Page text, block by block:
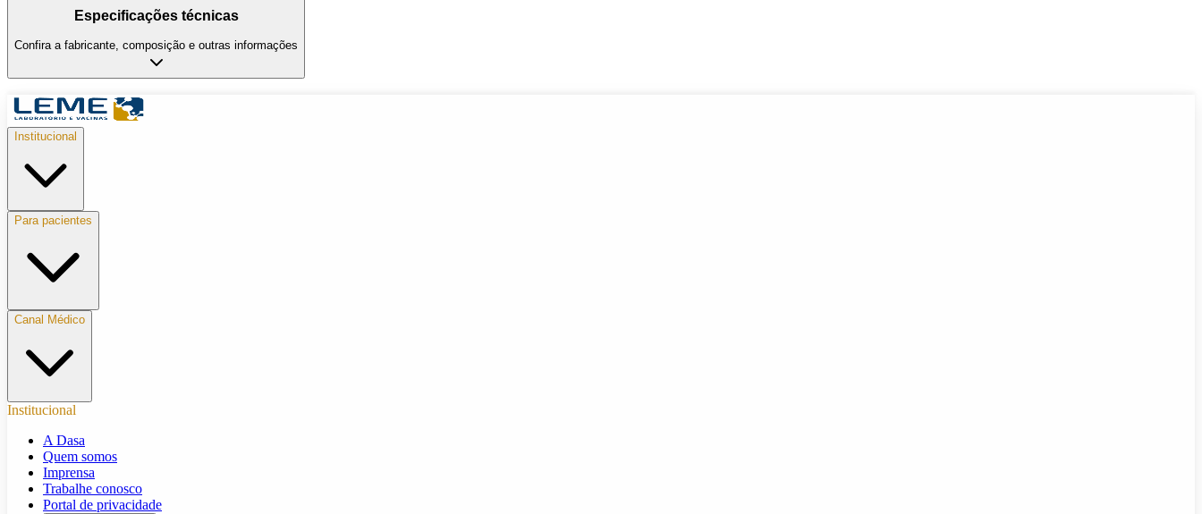
Especificações técnicas
Confira a fabricante, composição e outras informações
Institucional
Para pacientes
Canal Médico
Institucional
A Dasa
Quem somos
Imprensa
Trabalhe conosco
Portal de privacidade